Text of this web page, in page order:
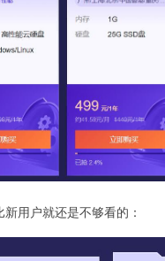
用户就还是不够看的：